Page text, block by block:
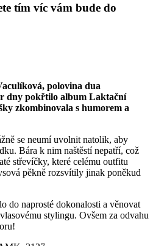
tím víc vám bude do
polovina dua
dny pokřtilo album Laktační
zkombinovala s humorem a
se neumí uvolnit natolik, aby
Bára k nim naštěstí nepatří, což
střevíčky, které celému outfitu
pěkně rozsvítily jinak poněkud
do naprosté dokonalosti a věnovat
stylingu. Ovšem za odvahu